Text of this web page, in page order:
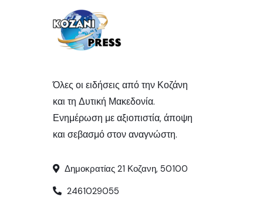
Όλες οι ειδήσεις από την Κοζάνη
και τη Δυτική Μακεδονία.
Ενημέρωση με αξιοπιστία, άποψη
και σεβασμό στον αναγνώστη.
Δημοκρατίας 21 Κοζανη, 50100
2461029055